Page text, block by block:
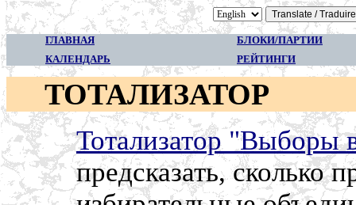
ГЛАВНАЯ
БЛОКИ/ПАРТИИ
КАЛЕНДАРЬ
РЕЙТИНГИ
ТОТАЛИЗАТОР
Тотализатор "Выборы
предсказать, сколько